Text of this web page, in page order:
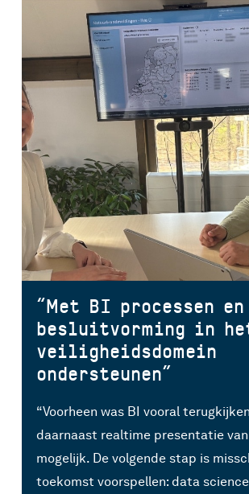
“Met BI processen en
besluitvorming in
veiligheidsdomein
ondersteunen”
“Voorheen was BI vooral
daarnaast realtime presentatie
mogelijk. De volgende stap is
toekomst voorspellen: data